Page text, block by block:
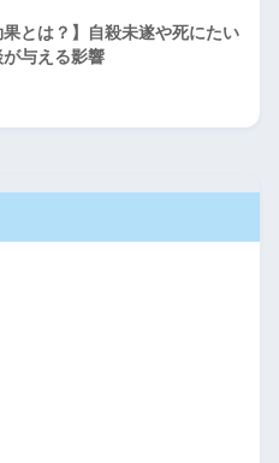
果とは？】自殺未遂や死にたい
与える影響